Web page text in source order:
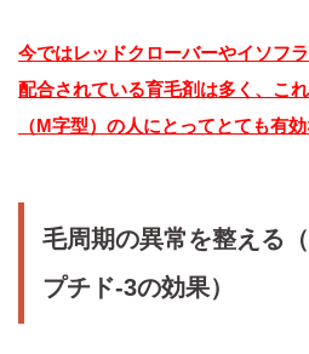
今ではレッドクローバーやイソフ
配合されている育毛剤は多く、こ
（M字型）の人にとってとても有
毛周期の異常を整える
プチド‐3の効果）